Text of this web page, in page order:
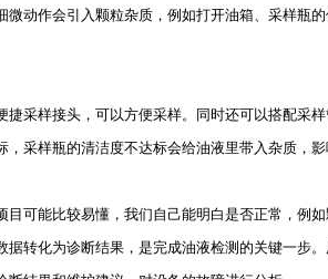
作会引入颗粒杂质，例如打开油箱、采样瓶
样接头，可以方便采样。同时还可以搭配采
采样瓶的清洁度不达标会给油液里带入杂质，影
能比较易懂，我们自己能明白是否正常，例如
转化为诊断结果，是完成油液检测的关键一步